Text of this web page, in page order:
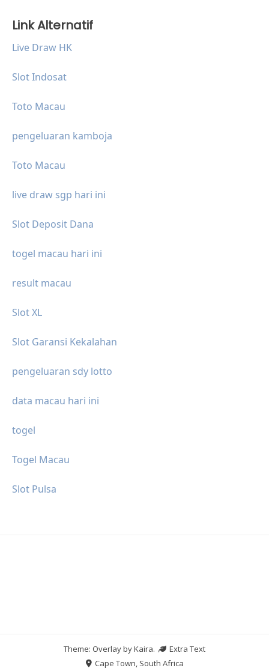
Link Alternatif
Live Draw HK
Slot Indosat
Toto Macau
pengeluaran kamboja
Toto Macau
live draw sgp hari ini
Slot Deposit Dana
togel macau hari ini
result macau
Slot XL
Slot Garansi Kekalahan
pengeluaran sdy lotto
data macau hari ini
togel
Togel Macau
Slot Pulsa
Theme: Overlay byKaira.
Extra Text
Cape Town, South Africa